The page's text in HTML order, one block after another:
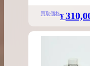
買取価格¥